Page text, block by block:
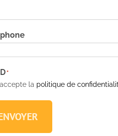
*
la politique de